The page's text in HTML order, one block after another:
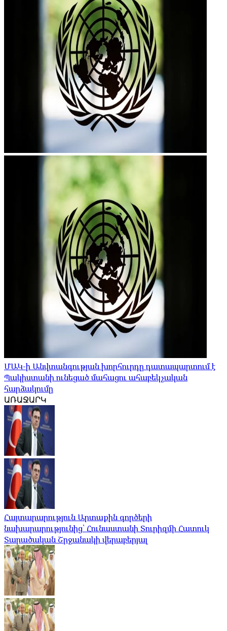
ՄԱԿ-ի Անվտանգության խորհուրդը դատապարտում է
Պակիստանի ունեցած մահացու ահաբեկչական
հարձակումը
ԱՌԱՋԱՐԿ
Հայտարարություն Արտաքին գործերի
նախարարությունից՝ Հունաստանի Տուրիզմի Հատուկ
Տարածական Շրջանակի վերաբերյալ